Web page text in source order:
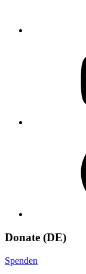
Donate (DE)
Spenden